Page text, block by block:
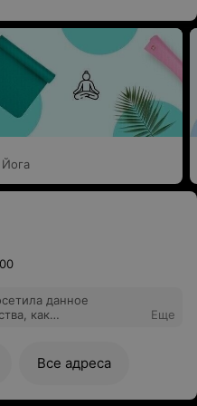
Йога
данное
как
мне нужен
одинакова). Во-
салфетка и
причине данных
Еще
Все адреса